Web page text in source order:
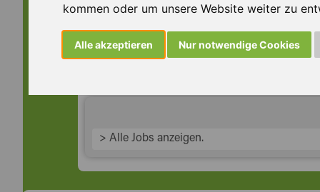
kommen oder um unsere Website weiter zu
Alle akzeptieren Nur notwendige Cookies
Dieser Job ist leider
... aber vielleicht ist hier etwas dabei:
> Alle Jobs anzeigen.